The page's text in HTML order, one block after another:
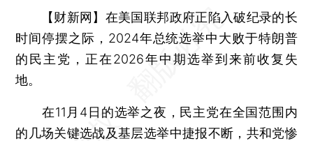
【财新网】 在美国联邦政府正陷入破纪录的长
时间停摆之际，2024年总统选举中大败于特朗普
的民主党，正在2026年中期选举到来前收复失
地。
在11月4日的选举之夜，民主党在全国范围内
的几场关键选战及基层选举中捷报不断，共和党惨